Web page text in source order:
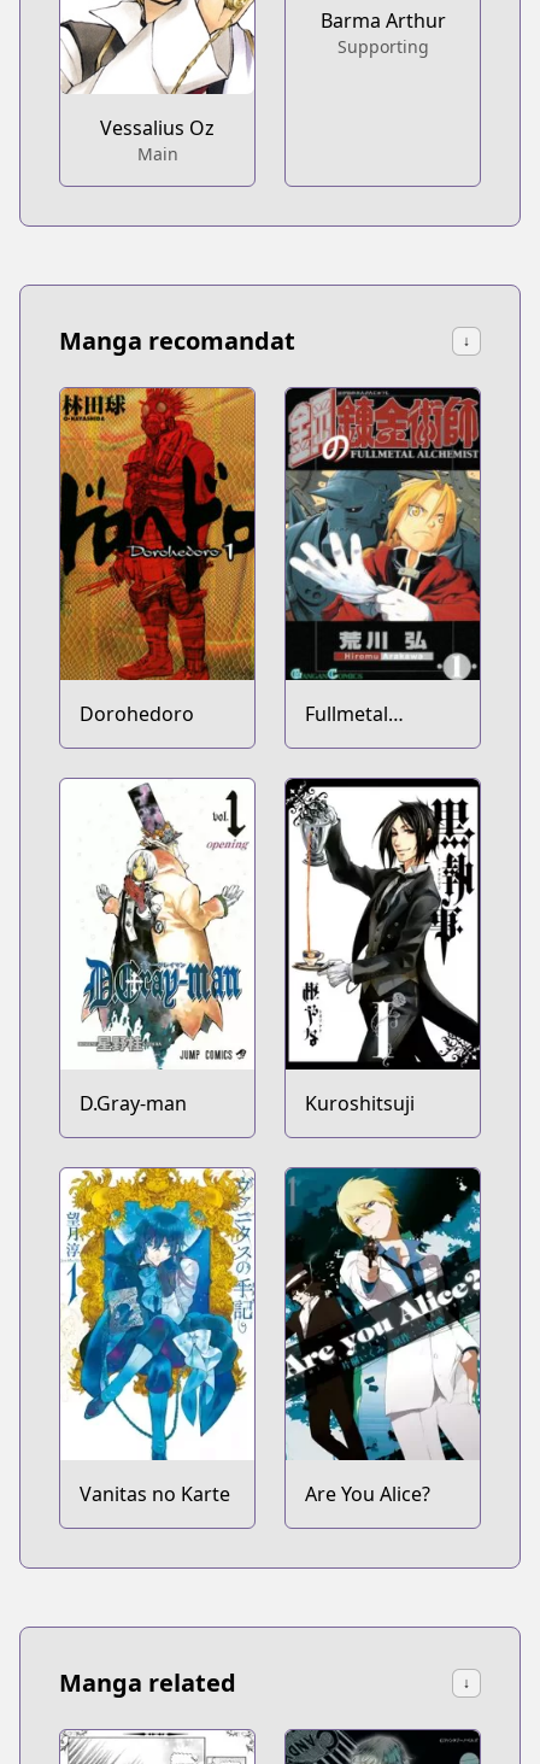
Vessalius Oz
Main
Barma Arthur
Supporting
Manga recomandat ↓
Dorohedoro
Fullmetal
Alchemist
D.Gray-man Kuroshitsuji
Vanitas no Karte Are You Alice?
Manga related ↓